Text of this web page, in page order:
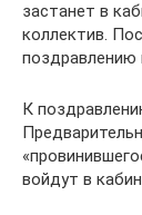
застанет в
коллектив.
поздравлению
К
войдут в